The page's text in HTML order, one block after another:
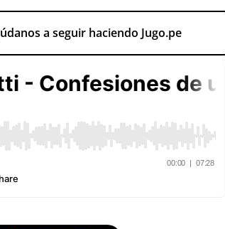
a seguir haciendo Jugo.pe